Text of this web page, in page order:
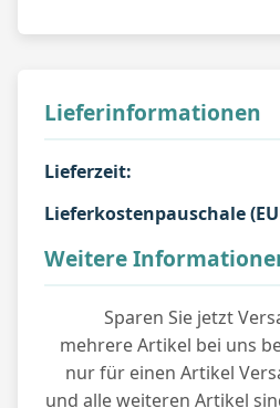
Lieferinformationen
Lieferzeit:
Lieferkostenpauschale
Weitere
Sparen Sie jetzt
mehrere Artikel bei uns
nur für einen Artikel
und alle weiteren Artikel